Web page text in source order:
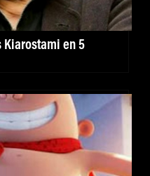
Kiarostami en 5